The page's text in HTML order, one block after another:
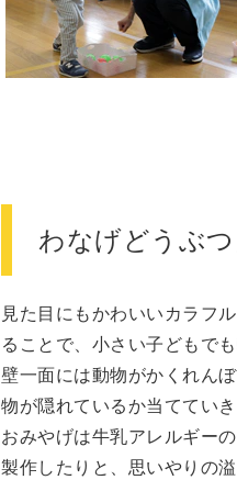
わなげどうぶ
見た目にもかわいいカラフ
ることで、小さい子どもで
壁一面には動物がかくれん
物が隠れているか当てていき
おみやげは牛乳アレルギー
製作したりと、思いやりの